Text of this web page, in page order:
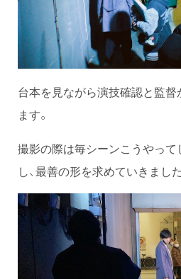
台本を見ながら演技確認と監
ます。
撮影の際は毎シーンこうやっ
し、最善の形を求めていきました